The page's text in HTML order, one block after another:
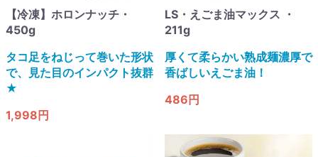
【冷凍】ホロンナッチ・
450g
タコ足をねじって巻いた形状
で、見た目のインパクト抜群
★
1,998円
LS・えごま油マックス ・
211g
厚くて柔らかい熟成麺濃厚で
香ばしいえごま油！
486円